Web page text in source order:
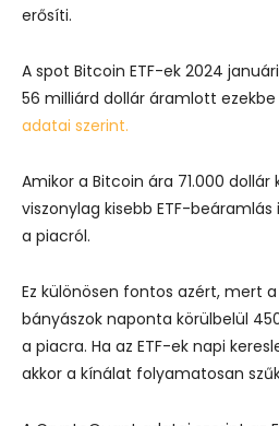
erősíti.
A spot Bitcoin ETF-ek 2024
56 milliárd dollár áramlott
adatai szerint.
Amikor a Bitcoin ára 71.000
viszonylag kisebb ETF-
a piacról.
Ez különösen fontos azért, mert
bányászok naponta körülbelül
a piacra. Ha az ETF-ek napi
akkor a kínálat folyamatosan